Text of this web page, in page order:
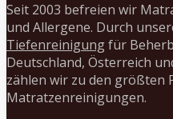
Seit 2003 befreien wir
und Allergene. Durch
Tiefenreinigungfür
Deutschland, Österreich
zählen wir zu den größten
Matratzenreinigungen.